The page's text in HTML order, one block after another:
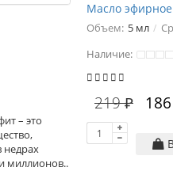
– это
недрах
миллионов..
Масло
Объем: 5 мл
Наличие:
219 ₽